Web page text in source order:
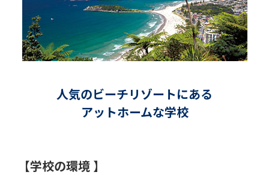
人気のビーチリゾートにある
アットホームな学校
【学校の環境 】